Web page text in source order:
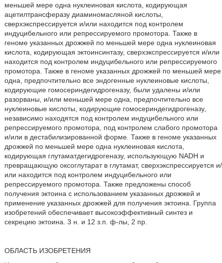
меньшей мере одна нуклеиновая кислота, кодирующая
ацетилтрансферазу диаминомасляной кислоты,
сверхэкспрессируется и/или находится под контролем
индуцибельного или репрессируемого промотора. Также в
геноме указанных дрожжей по меньшей мере одна нуклеиновая
кислота, кодирующая эктоинсинтазу, сверхэкспрессируется и/или
находится под контролем индуцибельного или репрессируемого
промотора. Также в геноме указанных дрожжей по меньшей мере
одна, предпочтительно все эндогенные нуклеиновые кислоты,
кодирующие гомосериндегидрогеназу, были удалены и/или
разорваны, и/или меньшей мере одна, предпочтительно все
нуклеиновые кислоты, кодирующие гомосериндегидрогеназу,
независимо находятся под контролем индуцибельного или
репрессируемого промотора, под контролем слабого промотора
и/или в дестабилизированной форме. Также в геноме указанных
дрожжей по меньшей мере одна нуклеиновая кислота,
кодирующая глутаматдегидрогеназу, использующую NADH и
превращающую оксоглутарат в глутамат, сверхэкспрессируется и/
или находится под контролем индуцибельного или
репрессируемого промотора. Также предложены способ
получения эктоина с использованием указанных дрожжей и
применение указанных дрожжей для получения эктоина. Группа
изобретений обеспечивает высокоэффективный синтез и
секрецию эктоина. 3 н. и 12 з.п. ф-лы, 2 пр.
ОБЛАСТЬ ИЗОБРЕТЕНИЯ